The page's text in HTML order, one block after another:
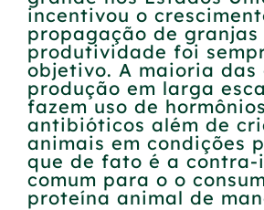
incentivou o
propagação de granjas
produtividade foi
objetivo. A maioria das
produção em larga
fazem uso de
antibióticos além de
animais em condições
que de fato é a contra-
comum para o o
proteína animal de